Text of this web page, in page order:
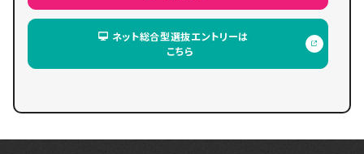
ネット総合型選抜エントリーは
こちら